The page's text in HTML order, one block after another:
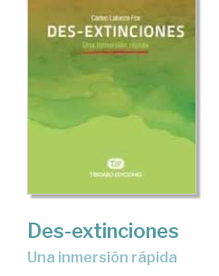
Des-extinciones
una inmersión rápida